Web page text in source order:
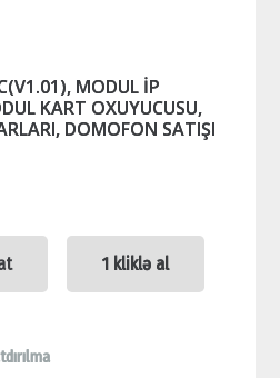
MODUL İP
KART OXUYUCUSU,
DOMOFON SATIŞI
1 kliklə al